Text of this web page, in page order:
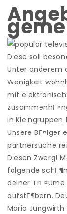
Diese soll
Unter anderem
Wenigkeit
mit
in
Unsere BГ¤lger
partnersuche
Diesen Zwerg!
folgende
deiner
aufstГ¶bern.
Mario